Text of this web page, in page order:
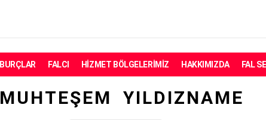
BURÇLAR FALCI HIZMET BÖLGELERIMIZ HAKKIMIZDA FAL
MUHTEŞEM YILDIZNAME